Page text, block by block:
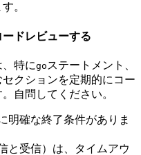
。
ドレビューする
特にgo ステートメント、
クションを定期的にコー
自問してください。
明確な終了条件がありま
と受信）は、タイムアウ